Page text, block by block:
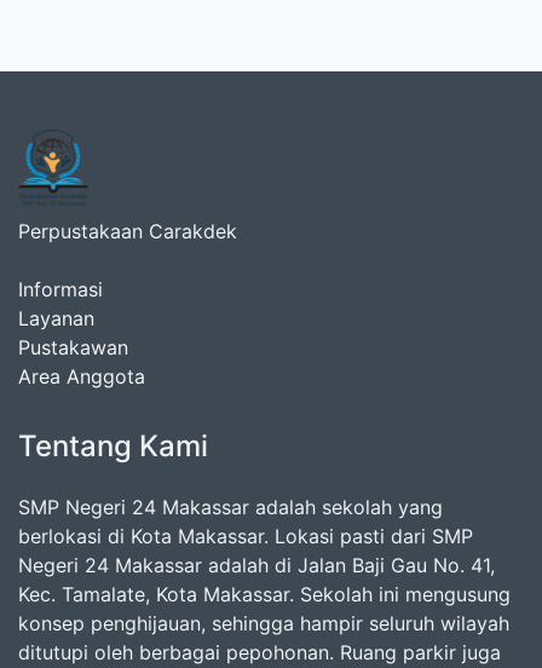
Perpustakaan Carakdek
Informasi
Layanan
Pustakawan
Area Anggota
Tentang Kami
SMP Negeri 24 Makassar adalah sekolah yang
berlokasi di Kota Makassar. Lokasi pasti dari SMP
Negeri 24 Makassar adalah di Jalan Baji Gau No. 41,
Kec. Tamalate, Kota Makassar. Sekolah ini mengusung
konsep penghijauan, sehingga hampir seluruh wilayah
ditutupi oleh berbagai pepohonan. Ruang parkir juga